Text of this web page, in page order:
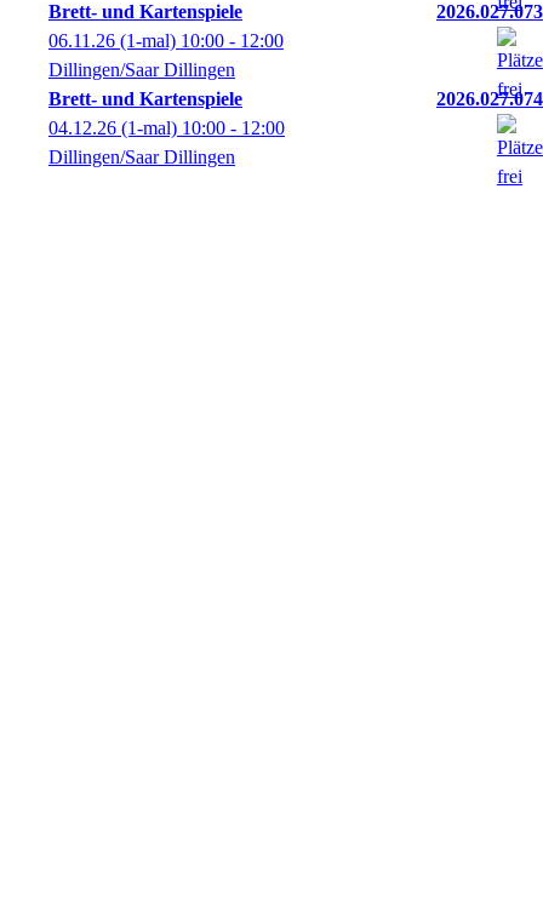
Brett- und Kartenspiele
2026.027.073
06.11.26 (1-mal) 10:00 - 12:00
Dillingen/Saar Dillingen
Brett- und Kartenspiele
2026.027.074
04.12.26 (1-mal) 10:00 - 12:00
Dillingen/Saar Dillingen